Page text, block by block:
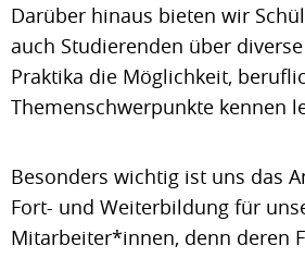
Darüber hinaus bieten wir
auch Studierenden über
Praktika die Möglichkeit,
Themenschwerpunkte kennen
Besonders wichtig ist uns das
Fort- und Weiterbildung für
Mitarbeiter*innen, denn deren